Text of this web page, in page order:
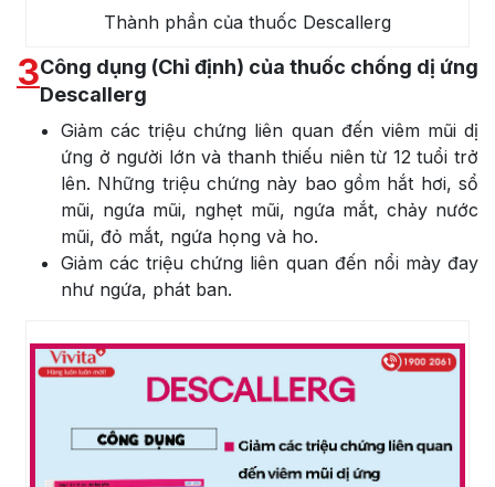
Thành phần của thuốc Descallerg
3Công dụng (Chỉ định) của thuốc chống dị ứng
Descallerg
Giảm các triệu chứng liên quan đến viêm mũi dị
ứng ở người lớn và thanh thiếu niên từ 12 tuổi trở
lên. Những triệu chứng này bao gồm hắt hơi, sổ
mũi, ngứa mũi, nghẹt mũi, ngứa mắt, chảy nước
mũi, đỏ mắt, ngứa họng và ho.
Giảm các triệu chứng liên quan đến nổi mày đay
như ngứa, phát ban.